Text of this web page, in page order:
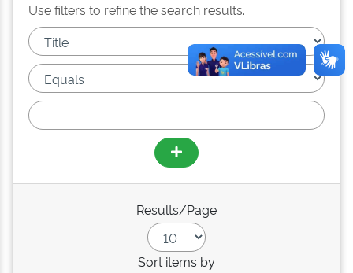
Use filters to refine the search results.
Results/Page
Sort items by